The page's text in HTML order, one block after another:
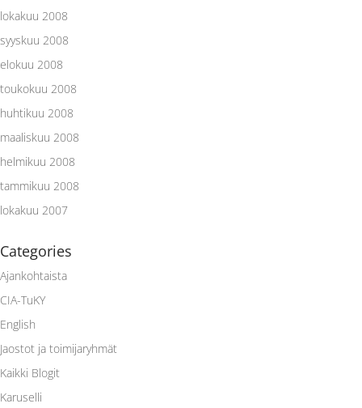
lokakuu 2008
syyskuu 2008
elokuu 2008
toukokuu 2008
huhtikuu 2008
maaliskuu 2008
helmikuu 2008
tammikuu 2008
lokakuu 2007
Categories
Ajankohtaista
CIA-TuKY
English
Jaostot ja toimijaryhmät
Kaikki Blogit
Karuselli